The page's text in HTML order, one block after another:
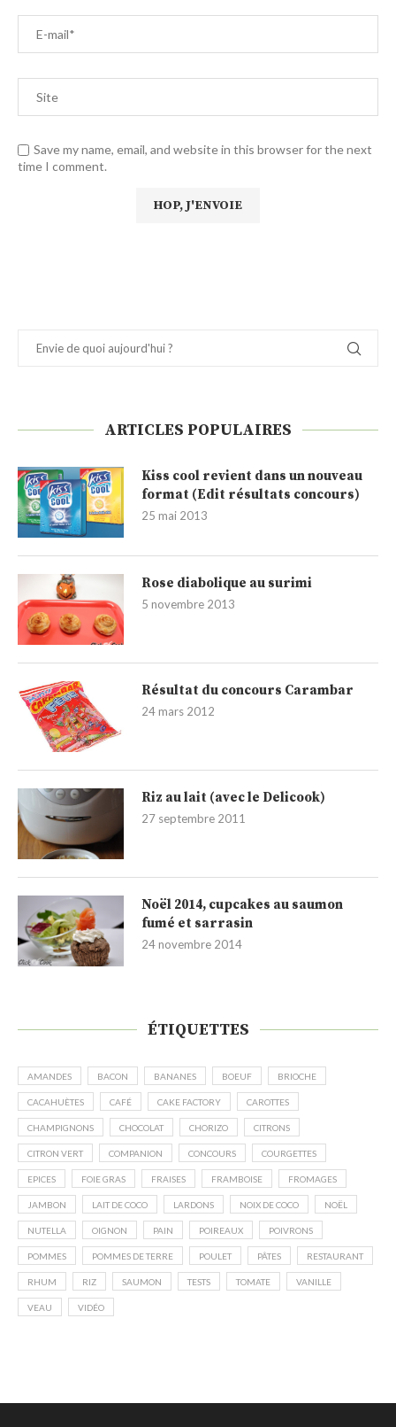
Save my name, email, and website in this browser for the next
time I comment.
ARTICLES POPULAIRES
Kiss cool revient dans un nouveau
format (Edit résultats concours)
25 mai 2013
Rose diabolique au surimi
5 novembre 2013
Résultat du concours Carambar
24 mars 2012
Riz au lait (avec le Delicook)
27 septembre 2011
Noël 2014, cupcakes au saumon
fumé et sarrasin
24 novembre 2014
ÉTIQUETTES
AMANDES BACON BANANES BOEUF BRIOCHE
CACAHUÈTES CAFÉ CAKE FACTORY CAROTTES
CHAMPIGNONS CHOCOLAT CHORIZO CITRONS
CITRON VERT COMPANION CONCOURS COURGETTES
EPICES FOIE GRAS FRAISES FRAMBOISE FROMAGES
JAMBON LAIT DE COCO LARDONS NOIX DE COCO NOËL
NUTELLA OIGNON PAIN POIREAUX POIVRONS
POMMES POMMES DE TERRE POULET PÂTES RESTAURANT
RHUM RIZ SAUMON TESTS TOMATE VANILLE
VEAU VIDÉO